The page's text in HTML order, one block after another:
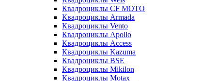
Квадроциклы CF MOTO
Квадроциклы Armada
Квадроциклы Vento
Квадроциклы Apollo
Квадроциклы Access
Квадроциклы Kazuma
Квадроциклы BSE
Квадроциклы Mikilon
Квадроциклы Motax